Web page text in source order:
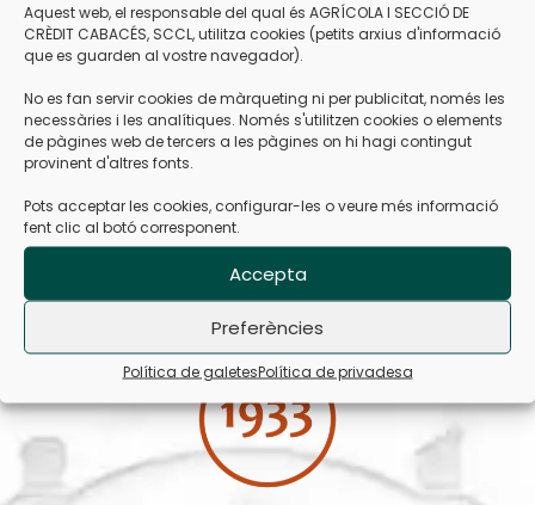
Aquest web, el responsable del qual és AGRÍCOLA I SECCIÓ DE
CRÈDIT CABACÉS, SCCL, utilitza cookies (petits arxius d'informació
que es guarden al vostre navegador).
No es fan servir cookies de màrqueting ni per publicitat, només les
necessàries i les analítiques. Només s'utilitzen cookies o elements
de pàgines web de tercers a les pàgines on hi hagi contingut
provinent d'altres fonts.
Pots acceptar les cookies, configurar-les o veure més informació
fent clic al botó corresponent.
Accepta
Preferències
Política de galetesPolítica de privadesa